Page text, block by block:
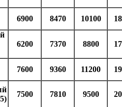
6900 8470 10100
6200 7370 8800
7600 9360 11200
7500 7810 9500